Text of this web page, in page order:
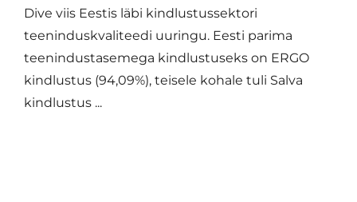
Dive viis Eestis läbi kindlustussektori
teeninduskvaliteedi uuringu. Eesti parima
teenindustasemega kindlustuseks on ERGO
kindlustus (94,09%), teisele kohale tuli Salva
kindlustus ...